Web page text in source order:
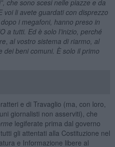
che sono scesi nelle piazze e da
voi li avete guardati con disprezzo
i megafoni, hanno preso in
a tutti. Ed è solo l’inizio, perché
al vostro sistema di riarmo, al
dei beni comuni. È solo il primo
e di Travaglio (ma, con loro,
giornalisti non asserviti), che
legiferate prima dal governo
gli attentati alla Costituzione nel
e Informazione libere al